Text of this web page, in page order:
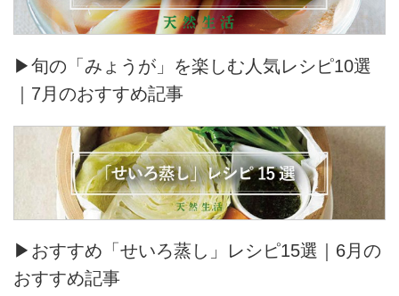
▶旬の「みょうが」を楽しむ人気レシピ10選
｜7月のおすすめ記事
▶おすすめ「せいろ蒸し」レシピ15選｜6月の
おすすめ記事